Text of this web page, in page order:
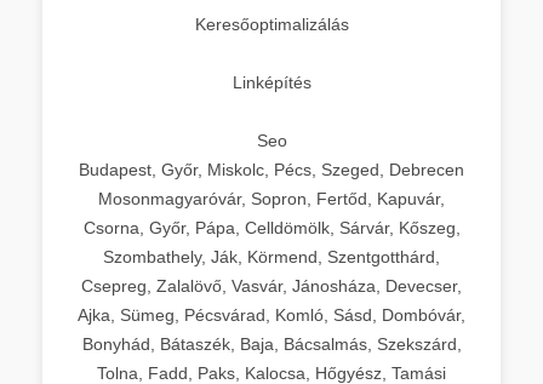
Keresőoptimalizálás
Linképítés
Seo
Budapest, Győr, Miskolc, Pécs, Szeged, Debrecen
Mosonmagyaróvár, Sopron, Fertőd, Kapuvár,
Csorna, Győr, Pápa, Celldömölk, Sárvár, Kőszeg,
Szombathely, Ják, Körmend, Szentgotthárd,
Csepreg, Zalalövő, Vasvár, Jánosháza, Devecser,
Ajka, Sümeg, Pécsvárad, Komló, Sásd, Dombóvár,
Bonyhád, Bátaszék, Baja, Bácsalmás, Szekszárd,
Tolna, Fadd, Paks, Kalocsa, Hőgyész, Tamási